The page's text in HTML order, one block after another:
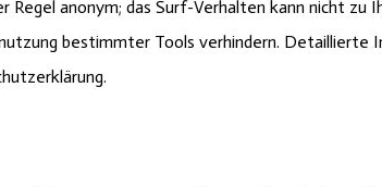
anonym; das Surf-Verhalten kann nicht zu
bestimmter Tools verhindern. Detaillierte